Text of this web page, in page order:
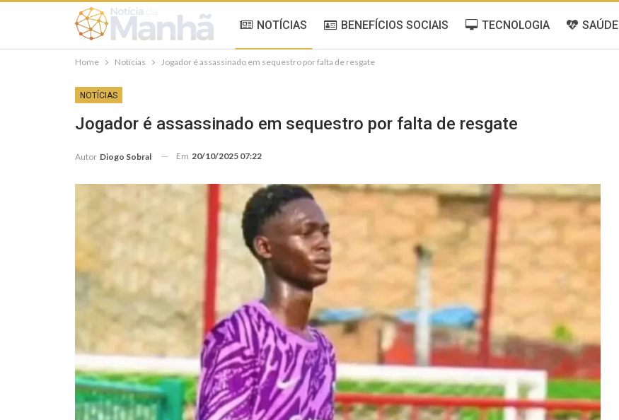
NOTÍCIAS BENEFÍCIOS SOCIAIS TECNOLOGIA SAÚDE
Home Notícias Jogador é assassinado em sequestro por falta de resgate
NOTÍCIAS
Jogador é assassinado em sequestro por falta de resgate
Autor Diogo Sobral Em 20/10/2025 07:22